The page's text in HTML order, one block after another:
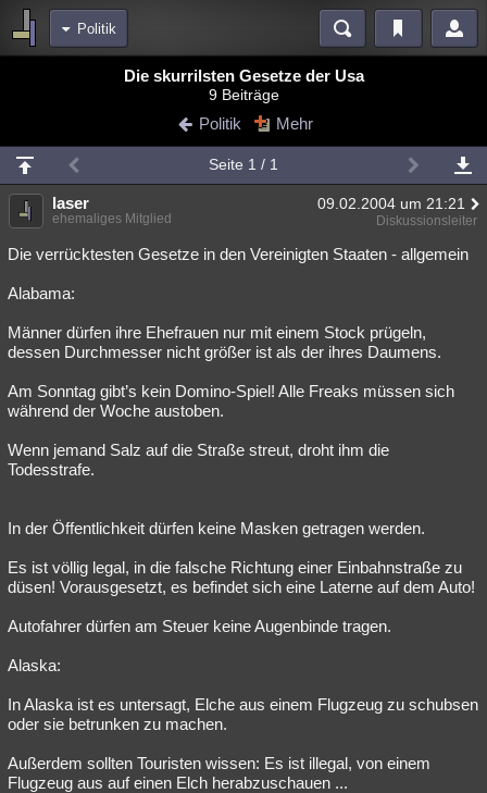
Politik
Blogs
Chat Wiki Neuigkeiten
meine Rubriken
Menschen Mystery Kriminalfälle
Spiritualität Verschwörungen Technologie Ufologie
Natur
weitere Rubriken
Philosophie Träume Orte Esoterik Literatur
Astronomie Helpdesk Gruppen Gaming Filme
Musik Clash Verbesserungen Allmystery English
Übersichten
Die skurrilsten Gesetze der Usa
9 Beiträge
Politik Mehr
Seite 1 / 1
laser 09.02.2004 um 21:21
ehemaliges Mitglied Diskussionsleiter
Die verrücktesten Gesetze in den Vereinigten Staaten - allgemein
Alabama:
Männer dürfen ihre Ehefrauen nur mit einem Stock prügeln,
dessen Durchmesser nicht größer ist als der ihres Daumens.
Am Sonntag gibt’s kein Domino-Spiel! Alle Freaks müssen sich
während der Woche austoben.
Wenn jemand Salz auf die Straße streut, droht ihm die
Todesstrafe.
In der Öffentlichkeit dürfen keine Masken getragen werden.
Es ist völlig legal, in die falsche Richtung einer Einbahnstraße zu
düsen! Vorausgesetzt, es befindet sich eine Laterne auf dem Auto!
Autofahrer dürfen am Steuer keine Augenbinde tragen.
Alaska:
In Alaska ist es untersagt, Elche aus einem Flugzeug zu schubsen
oder sie betrunken zu machen.
Außerdem sollten Touristen wissen: Es ist illegal, von einem
Flugzeug aus auf einen Elch herabzuschauen ...